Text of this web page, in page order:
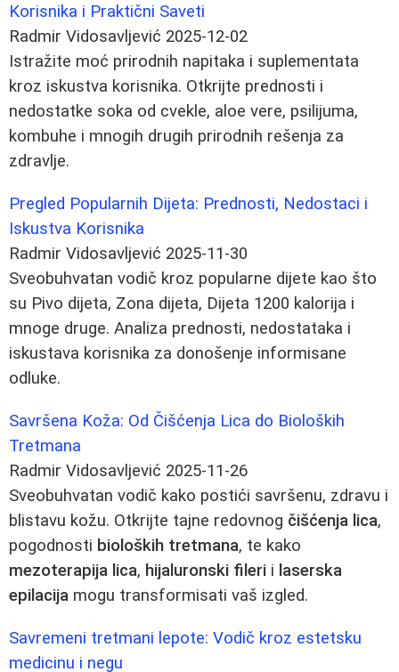
Korisnika i Praktični Saveti
Radmir Vidosavljević 2025-12-02
Istražite moć prirodnih napitaka i suplementata
kroz iskustva korisnika. Otkrijte prednosti i
nedostatke soka od cvekle, aloe vere, psilijuma,
kombuhe i mnogih drugih prirodnih rešenja za
zdravlje.
Pregled Popularnih Dijeta: Prednosti, Nedostaci i
Iskustva Korisnika
Radmir Vidosavljević 2025-11-30
Sveobuhvatan vodič kroz popularne dijete kao što
su Pivo dijeta, Zona dijeta, Dijeta 1200 kalorija i
mnoge druge. Analiza prednosti, nedostataka i
iskustava korisnika za donošenje informisane
odluke.
Savršena Koža: Od Čišćenja Lica do Bioloških
Tretmana
Radmir Vidosavljević 2025-11-26
Sveobuhvatan vodič kako postići savršenu, zdravu i
blistavu kožu. Otkrijte tajne redovnog čišćenja lica,
pogodnosti bioloških tretmana, te kako
mezoterapija lica, hijaluronski fileri i laserska
epilacija mogu transformisati vaš izgled.
Savremeni tretmani lepote: Vodič kroz estetsku
medicinu i negu